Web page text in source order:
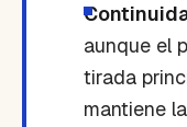
aunque el
tirada
mantiene